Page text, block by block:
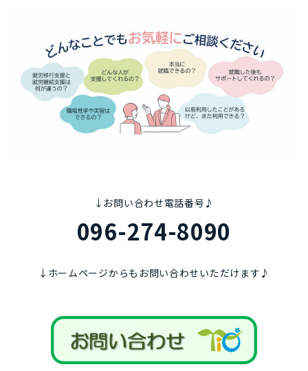
↓お問い合わせ電話番号♪
096-274-8090
↓ホームページからもお問い合わせいただけます♪